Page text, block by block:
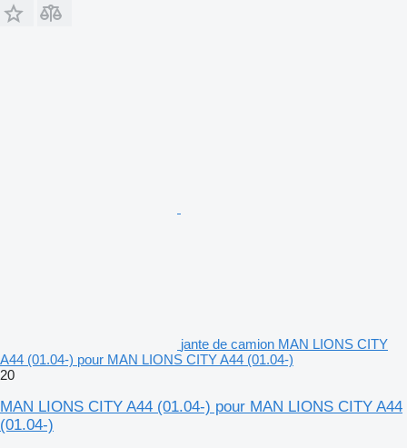
jante de camion MAN LIONS CITY
A44 (01.04-) pour MAN LIONS CITY A44 (01.04-)
20
MAN LIONS CITY A44 (01.04-) pour MAN LIONS CITY A44
(01.04-)